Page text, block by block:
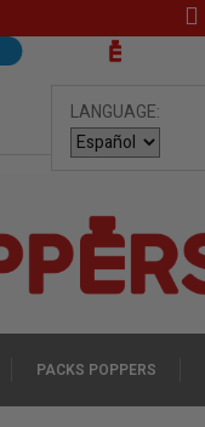
LANGUAGE:
PACKS POPPERS